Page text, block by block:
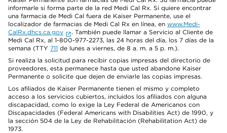
informarle si forma parte de la red Medi Cal Rx. Si quiere encontrar
una farmacia de Medi Cal fuera de Kaiser Permanente, use el
localizador de farmacias de Medi Cal Rx en línea, en www.Medi-
CalRx.dhcs.ca.gov
. También puede llamar a Servicio al Cliente de
Medi Cal Rx, al 1-800-977-2273, las 24 horas del día, los 7 días de la
semana (TTY 711 de lunes a viernes, de 8 a. m. a 5 p. m.).
Si realiza la solicitud para recibir copias impresas del directorio de
proveedores, esta permanece hasta que usted abandone Kaiser
Permanente o solicite que dejen de enviarle las copias impresas.
Los afiliados de Kaiser Permanente tienen el mismo y completo
acceso a los servicios cubiertos, incluidos los afiliados con alguna
discapacidad, como lo exige la Ley Federal de Americanos con
Discapacidades (Federal Americans with Disabilities Act) de 1990, y
la sección 504 de la Ley de Rehabilitación (Rehabilitation Act) de
1973.